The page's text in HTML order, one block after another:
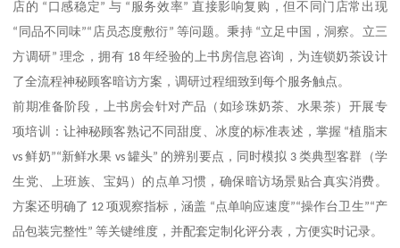
店的 “ 口感稳定” 与 “服务效率” 直接影响复购，但不同门店常出现
“ 同品不同味”“ 店员态度敷衍” 等问题。秉持 “立足中国，洞察。立三
方调研”理念，拥有 18年经验的上书房信息咨询，为连锁奶茶设计
了全流程神秘顾客暗访方案，调研过程细致到每个服务触点。
前期准备阶段，上书房会针对产品（如珍珠奶茶、水果茶）开展专
项培训：让神秘顾客熟记不同甜度、冰度的标准表述，掌握 “植脂末
vs鲜奶”“新鲜水果 vs 罐头” 的辨别要点，同时模拟 3 类典型客群（学
生党、上班族、宝妈）的点单习惯，确保暗访场景贴合真实消费。
方案还明确了 12 项观察指标，涵盖 “点单响应速度”“操作台卫生”“产
品包装完整性”等关键维度，并配套定制化评分表，方便实时记录。